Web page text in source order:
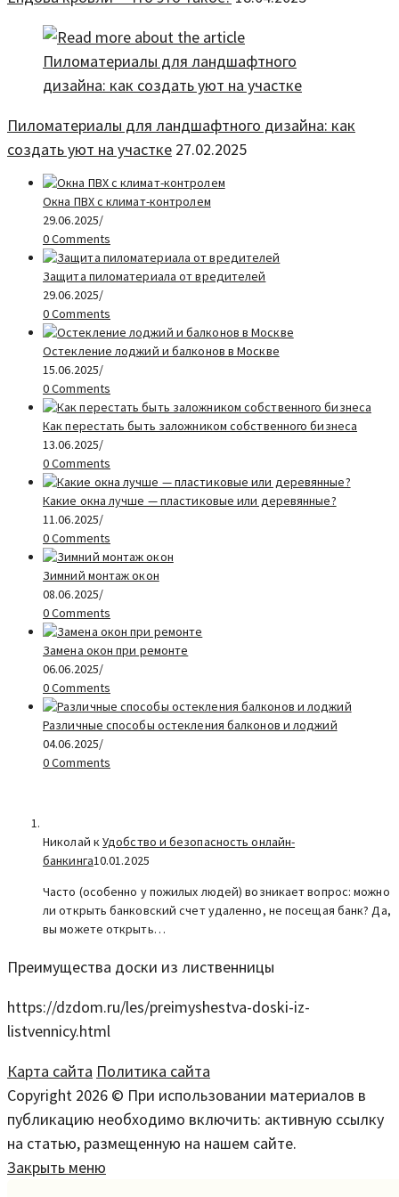
Пиломатериалы для ландшафтного дизайна: как
создать уют на участке 27.02.2025
Окна ПВХ с климат-контролем
29.06.2025/
0 Comments
Защита пиломатериала от вредителей
29.06.2025/
0 Comments
Остекление лоджий и балконов в Москве
15.06.2025/
0 Comments
Как перестать быть заложником собственного бизнеса
13.06.2025/
0 Comments
Какие окна лучше — пластиковые или деревянные?
11.06.2025/
0 Comments
Зимний монтаж окон
08.06.2025/
0 Comments
Замена окон при ремонте
06.06.2025/
0 Comments
Различные способы остекления балконов и лоджий
04.06.2025/
0 Comments
Николай к Удобство и безопасность онлайн-
банкинга10.01.2025
Часто (особенно у пожилых людей) возникает вопрос: можно
ли открыть банковский счет удаленно, не посещая банк? Да,
вы можете открыть…
Преимущества доски из лиственницы
https://dzdom.ru/les/preimyshestva-doski-iz-
listvennicy.html
Карта сайта Политика сайта
Copyright 2026 © При использовании материалов в
публикацию необходимо включить: активную ссылку
на статью, размещенную на нашем сайте.
Закрыть меню